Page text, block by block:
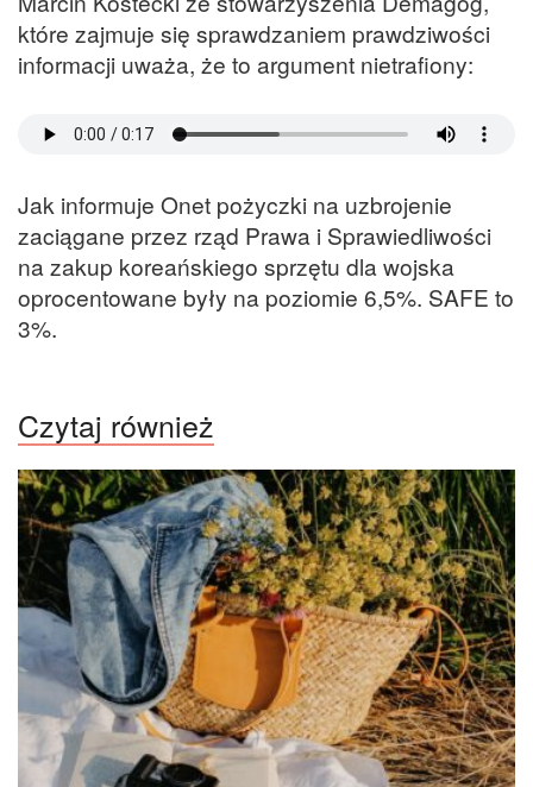
które zajmuje się sprawdzaniem prawdziwości
informacji uważa, że to argument nietrafiony:
Jak informuje Onet pożyczki na uzbrojenie
zaciągane przez rząd Prawa i Sprawiedliwości
na zakup koreańskiego sprzętu dla wojska
oprocentowane były na poziomie 6,5%. SAFE to
3%.
Czytaj również